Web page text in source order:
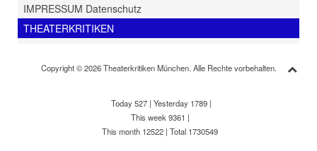
IMPRESSUM Datenschutz
THEATERKRITIKEN
Copyright © 2026 Theaterkritiken München. Alle Rechte vorbehalten.
Today 527 | Yesterday 1789 |
This week 9361 |
This month 12522 | Total 1730549